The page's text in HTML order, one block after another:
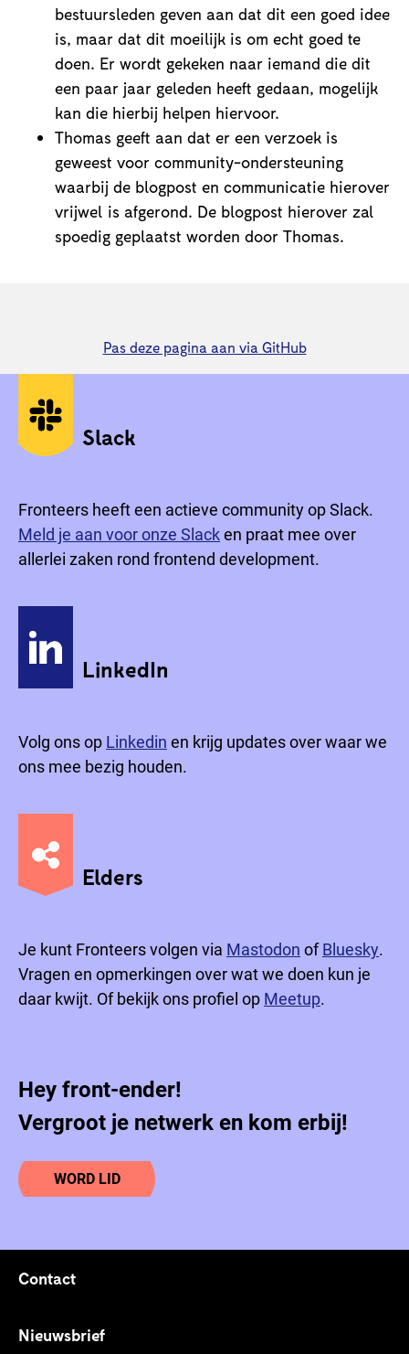
bestuursleden geven aan dat dit een goed idee
is, maar dat dit moeilijk is om echt goed te
doen. Er wordt gekeken naar iemand die dit
een paar jaar geleden heeft gedaan, mogelijk
kan die hierbij helpen hiervoor.
Thomas geeft aan dat er een verzoek is
geweest voor community-ondersteuning
waarbij de blogpost en communicatie hierover
vrijwel is afgerond. De blogpost hierover zal
spoedig geplaatst worden door Thomas.
Pas deze pagina aan via GitHub
Sociale media
Slack
Fronteers heeft een actieve community op Slack.
Meld je aan voor onze Slacken praat mee over
allerlei zaken rond frontend development.
LinkedIn
Volg ons op Linkedin en krijg updates over waar we
ons mee bezig houden.
Elders
Je kunt Fronteers volgen via Mastodon ofBluesky.
Vragen en opmerkingen over wat we doen kun je
daar kwijt. Of bekijk ons profiel op Meetup.
Hey front-ender!
Vergroot je netwerk en kom erbij!
WORD LID
Footer links
Contact
Nieuwsbrief